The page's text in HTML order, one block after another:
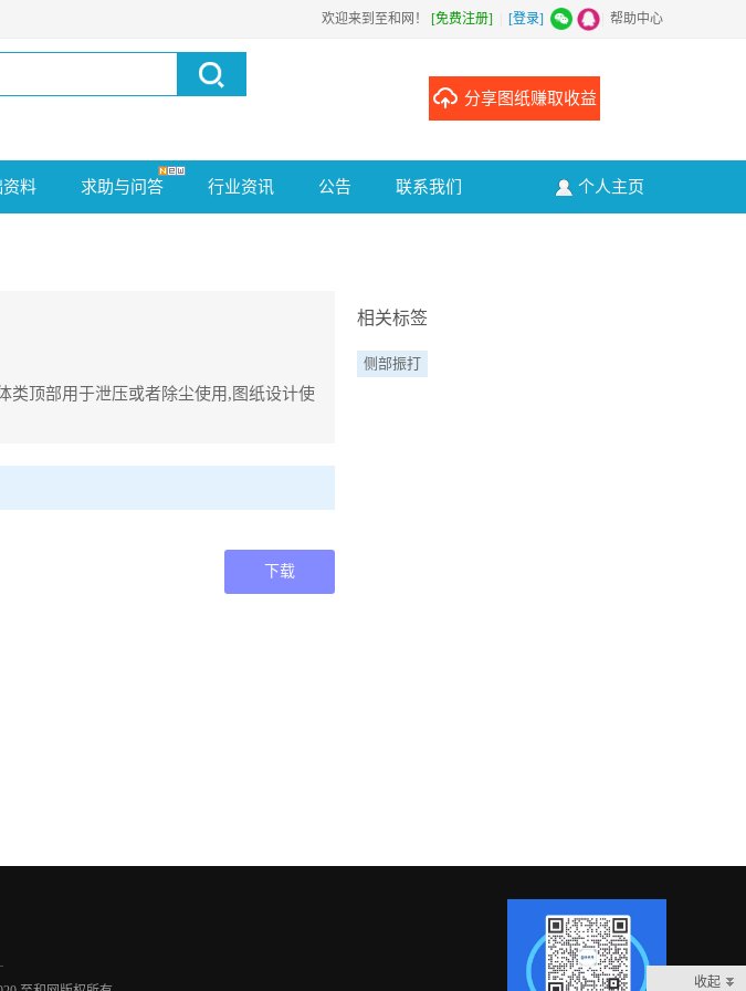
欢迎来到至和网！ [免费注册] [登录] 帮助中心
分享图纸赚取收益
资料 求助与问答 行业资讯 公告 联系我们 个人主页
类顶部用于泄压或者除尘使用,图纸设计使
下载
相关标签
侧部振打
收起